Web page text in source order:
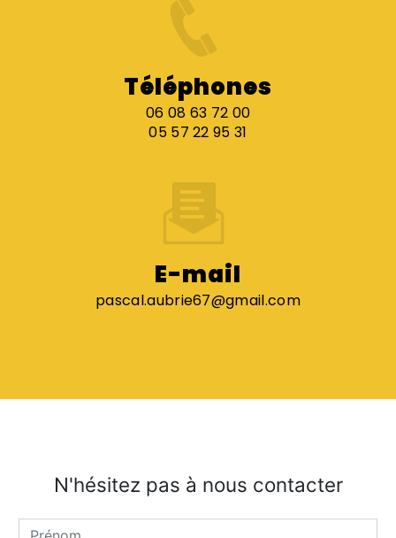
Téléphones
06 08 63 72 00
05 57 22 95 31
E-mail
pascal.aubrie67@gmail.com
N'hésitez pas à nous contacter